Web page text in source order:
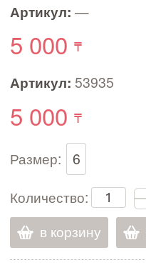
Артикул: —
5 000
Артикул: 53935
5 000
Размер:
6
Количество:
в корзину